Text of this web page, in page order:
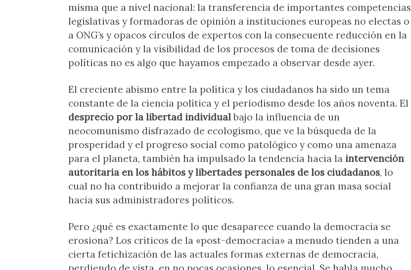
misma que a nivel nacional: la transferencia de importantes competencias
legislativas y formadoras de opinión a instituciones europeas no electas o
a ONG’s y opacos círculos de expertos con la consecuente reducción en la
comunicación y la visibilidad de los procesos de toma de decisiones
políticas no es algo que hayamos empezado a observar desde ayer.
El creciente abismo entre la política y los ciudadanos ha sido un tema
constante de la ciencia política y el periodismo desde los años noventa. El
desprecio por la libertad individualbajo la influencia de un
neocomunismo disfrazado de ecologismo, que ve la búsqueda de la
prosperidad y el progreso social como patológico y como una amenaza
para el planeta, también ha impulsado la tendencia hacia la intervención
autoritaria en los hábitos y libertades personales de los ciudadanos, lo
cual no ha contribuido a mejorar la confianza de una gran masa social
hacia sus administradores políticos.
Pero ¿qué es exactamente lo que desaparece cuando la democracia se
erosiona? Los críticos de la «post-democracia» a menudo tienden a una
cierta fetichización de las actuales formas externas de democracia,